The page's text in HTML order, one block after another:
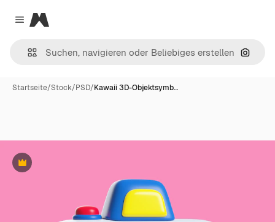
Close menu
Magnific
Nach
Startseite/Stock/PSD/Kawaii 3D-Objektsymb…
Premium